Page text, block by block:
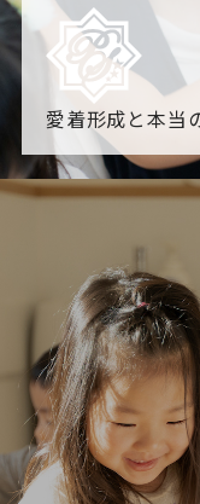
愛着形成と本当
園からのお知らせ
「すくすく子育て」
各園のブログ
2026.08.06 赤しそ
5 【そら組】誕生会
一覧を見る